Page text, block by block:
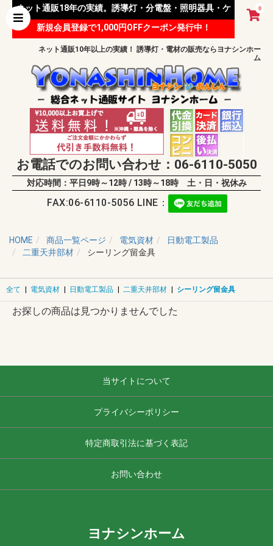
0
ネット通販18年の実績。誘導灯・分電盤・照明器具・ケ
ーブル等 様々な資材を取り扱っています。
新規会員登録で1,000円OFFクーポン発行中！
ネット通販10年以上の実績！ 誘導灯・電材の販売ならヨナシンホー
ム
お電話でのお問い合わせ：06-6110-5050
対応時間：平日9時～12時 / 13時～18時 土・日・祝休み
FAX:06-6110-5056 LINE：
HOME 商品一覧ページ 電気資材
日動電工製品
二重天井部材
シーリング留金具
全て | 電気資材 | 日動電工製品 | 二重天井部材 | シーリング留金具
お探しの商品は見つかりませんでした
当サイトについて
プライバシーポリシー
特定商取引法に基づく表記
お問い合わせ
ヨナシンホーム